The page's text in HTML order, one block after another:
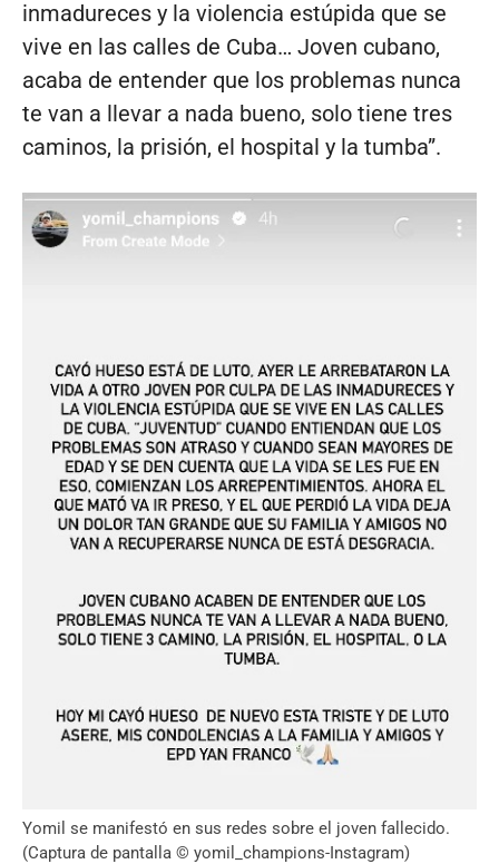
inmadureces y la violencia estúpida que se
vive en las calles de Cuba… Joven cubano,
acaba de entender que los problemas nunca
te van a llevar a nada bueno, solo tiene tres
caminos, la prisión, el hospital y la tumba”.
Yomil se manifestó en sus redes sobre el joven fallecido.
(Captura de pantalla © yomil_champions-Instagram)